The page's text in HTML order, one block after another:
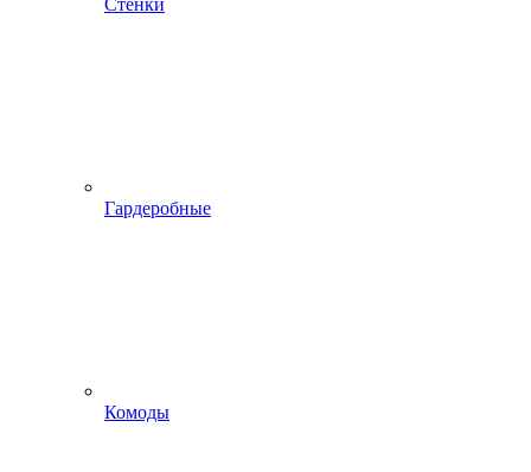
Стенки
Гардеробные
Комоды